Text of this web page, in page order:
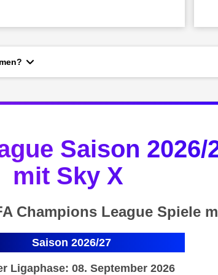
Saison
mit Sky X
Champions League Spiele
Saison 2026/27
Ligaphase: 08. September 2026